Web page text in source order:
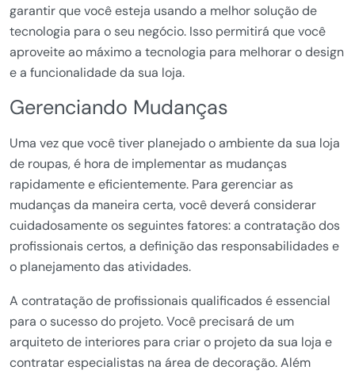
garantir que você esteja usando a melhor solução de
tecnologia para o seu negócio. Isso permitirá que você
aproveite ao máximo a tecnologia para melhorar o design
e a funcionalidade da sua loja.
Gerenciando Mudanças
Uma vez que você tiver planejado o ambiente da sua loja
de roupas, é hora de implementar as mudanças
rapidamente e eficientemente. Para gerenciar as
mudanças da maneira certa, você deverá considerar
cuidadosamente os seguintes fatores: a contratação dos
profissionais certos, a definição das responsabilidades e
o planejamento das atividades.
A contratação de profissionais qualificados é essencial
para o sucesso do projeto. Você precisará de um
arquiteto de interiores para criar o projeto da sua loja e
contratar especialistas na área de decoração. Além